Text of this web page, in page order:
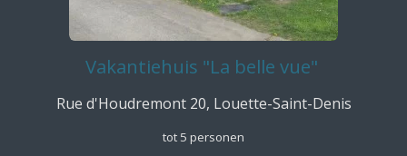
Vakantiehuis "La belle vue"
Rue d'Houdremont 20, Louette-Saint-Denis
tot 5 personen